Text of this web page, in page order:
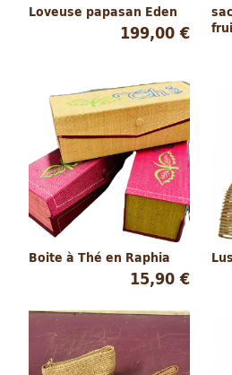
Loveuse papasan Eden
199,00 €
Boite à Thé en Raphia
15,90 €